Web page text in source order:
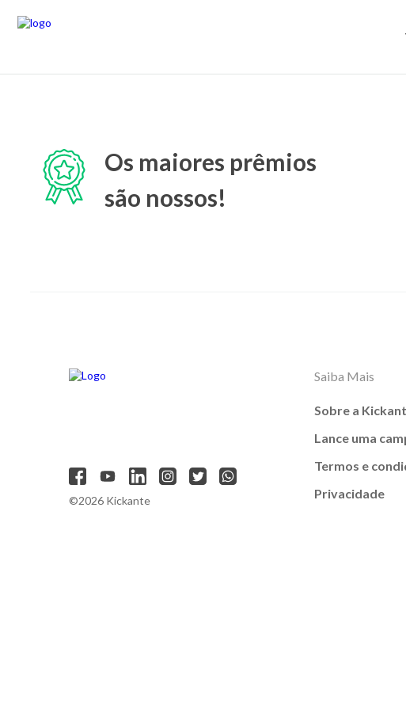
Os maiores prêmios
são nossos!
©2026 Kickante
Saiba Mais
Sobre a
Lance uma
Termos e
Privacidade